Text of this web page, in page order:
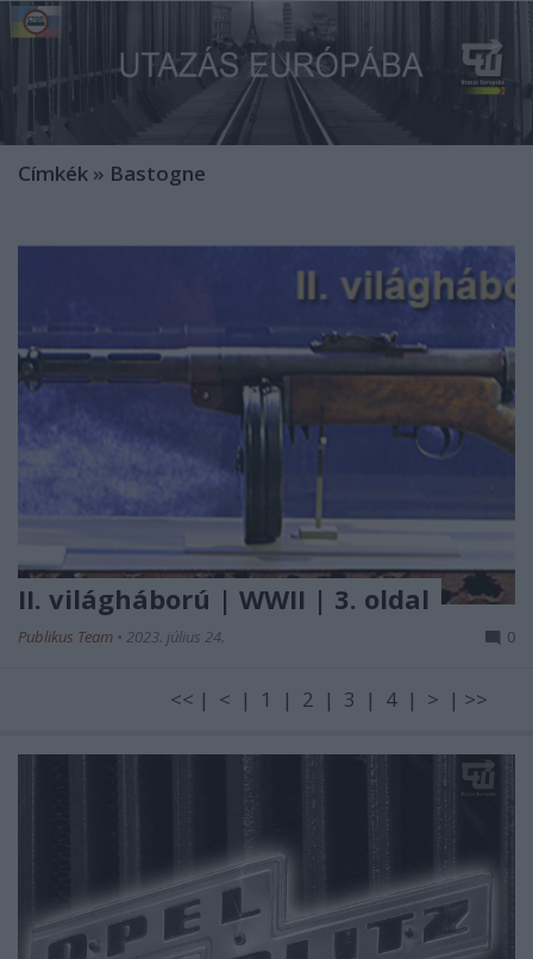
Címkék » Bastogne
II. világháború | WWII | 3. oldal
Publikus Team • 2023. július 24. 0
<< | < | 1 | 2 | 3 | 4 | > | >>